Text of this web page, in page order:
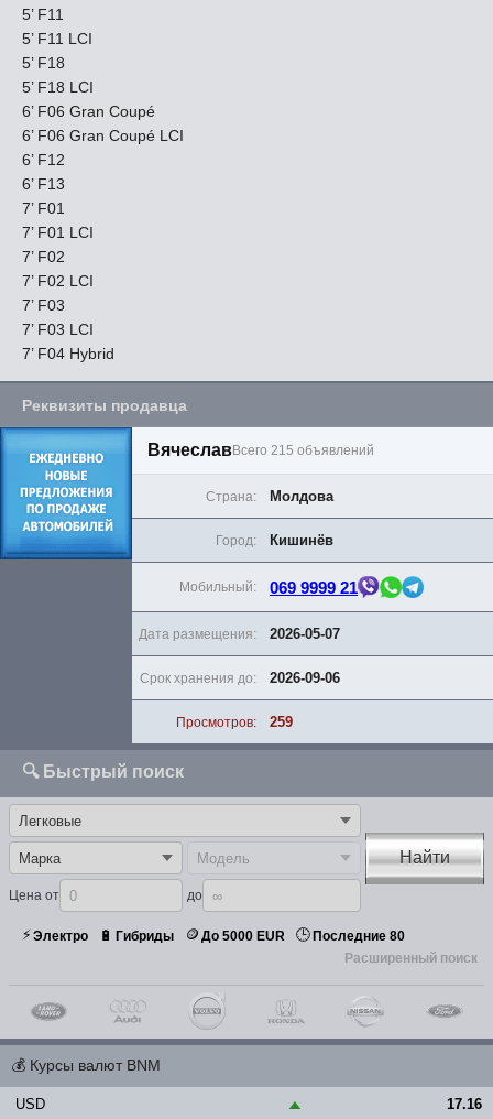
5’ F11
5’ F11 LCI
5’ F18
5’ F18 LCI
6’ F06 Gran Coupé
6’ F06 Gran Coupé LCI
6’ F12
6’ F13
7’ F01
7’ F01 LCI
7’ F02
7’ F02 LCI
7’ F03
7’ F03 LCI
7’ F04 Hybrid
Реквизиты продавца
ВячеславВсего 215 объявлений
Страна: Молдова
Дата размещения: 2026-05-07
Город: Кишинёв
Срок хранения до: 2026-09-06
Мобильный: 069 9999 21
Просмотров: 259
🔍 Быстрый поиск
Цена от до
Найти
⚡Электро 🔋 Гибриды 🪙 До 5000 EUR 🕒 Последние 80
Расширенный поиск
💰 Курсы валют BNM
USD ▲ 17.16